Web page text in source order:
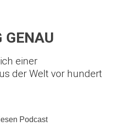
GENAU
einer
der Welt vor hundert
Podcast